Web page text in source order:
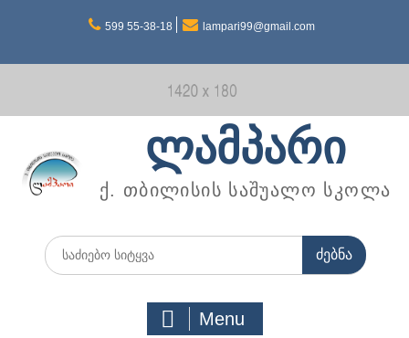
599 55-38-18 lampari99@gmail.com
ლამპარი
ქ. თბილისის საშუალო სკოლა
Search
for:
Menu